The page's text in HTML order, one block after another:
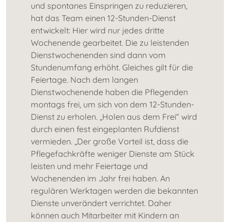
und spontanes Einspringen zu reduzieren,
hat das Team einen 12-Stunden-Dienst
entwickelt: Hier wird nur jedes dritte
Wochenende gearbeitet. Die zu leistenden
Dienstwochenenden sind dann vom
Stundenumfang erhöht. Gleiches gilt für die
Feiertage. Nach dem langen
Dienstwochenende haben die Pflegenden
montags frei, um sich von dem 12-Stunden-
Dienst zu erholen. „Holen aus dem Frei“ wird
durch einen fest eingeplanten Rufdienst
vermieden. „Der große Vorteil ist, dass die
Pflegefachkräfte weniger Dienste am Stück
leisten und mehr Feiertage und
Wochenenden im Jahr frei haben. An
regulären Werktagen werden die bekannten
Dienste unverändert verrichtet. Daher
können auch Mitarbeiter mit Kindern an